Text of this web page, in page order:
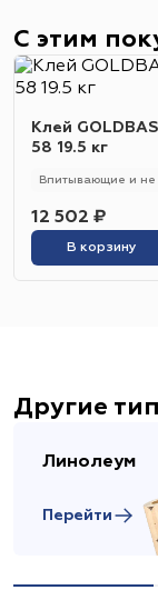
С этим
Клей
58 19.5 кг
Впитывающие и
12 502 ₽
В корзину
Другие
Линолеум
Перейти